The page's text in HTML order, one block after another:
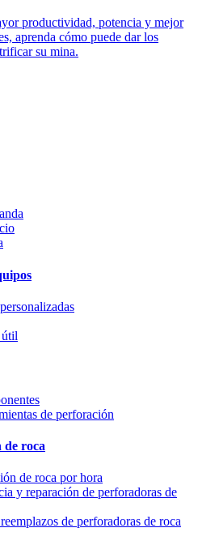
productividad, potencia y mejor
aprenda cómo puede dar los
su mina.
de perforación
de roca
de roca por hora
y reparación de perforadoras de
de perforadoras de roca